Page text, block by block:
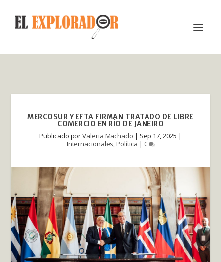
MERCOSUR Y EFTA FIRMAN TRATADO DE LIBRE
COMERCIO EN RÍO DE JANEIRO
Publicado porValeria Machado | Sep 17, 2025 |
Internacionales,Política | 0